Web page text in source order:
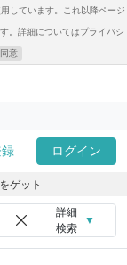
しています。これ以降ページ
。詳細についてはプライバシ
同意
ログイン
ゲット
詳細
検索
▼